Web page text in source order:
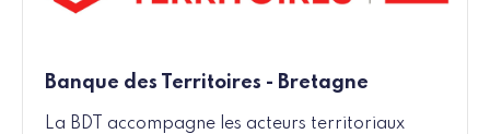
Banque des Territoires - Bretagne
La BDT accompagne les acteurs territoriaux